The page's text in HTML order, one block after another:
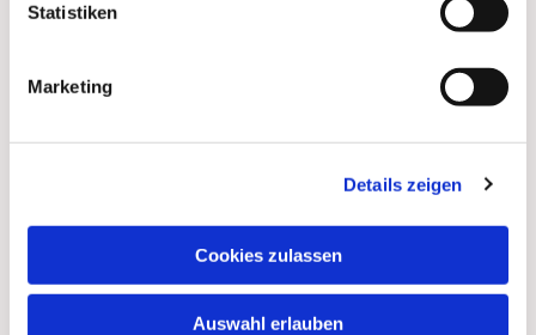
Statistiken
Marketing
Details zeigen
Cookies zulassen
Auswahl erlauben